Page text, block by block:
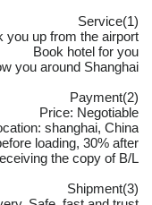
(1)Service
you up from the airport
Book hotel for you
you around Shanghai
(2)Payment
Price: Negotiable
shanghai, China
loading, 30% after
the copy of B/L
(3)Shipment